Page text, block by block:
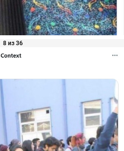
8 из 36